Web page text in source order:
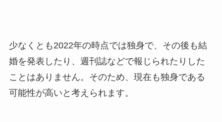
少なくとも2022年の時点では独身で、その後も結
婚を発表したり、週刊誌などで報じられたりした
ことはありません。そのため、現在も独身である
可能性が高いと考えられます。